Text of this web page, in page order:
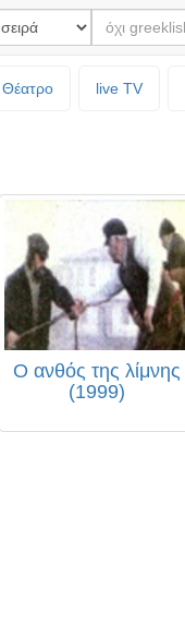
Θέατρο live TV
Ο ανθός της λίμνης
(1999)